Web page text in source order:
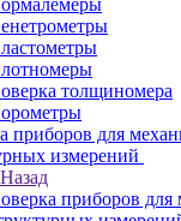
толщиномера
приборов для
измерений
Назад
приборов для